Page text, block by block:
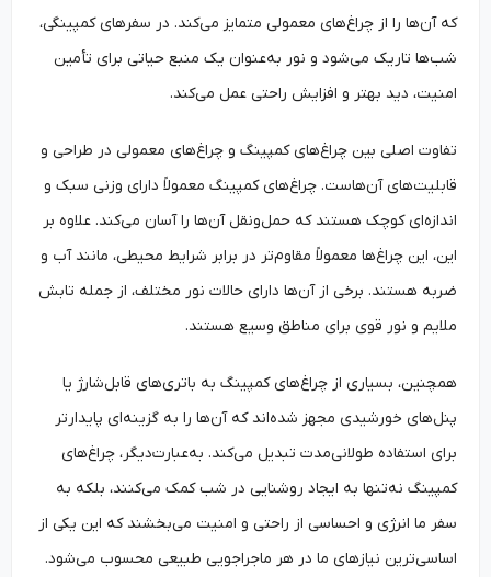
که آن‌ها را از چراغ‌های معمولی متمایز می‌کند. در سفرهای کمپینگی،
شب‌ها تاریک می‌شود و نور به‌عنوان یک منبع حیاتی برای تأمین
امنیت، دید بهتر و افزایش راحتی عمل می‌کند.
تفاوت اصلی بین چراغ‌های کمپینگ و چراغ‌های معمولی در طراحی و
قابلیت‌های آن‌هاست. چراغ‌های کمپینگ معمولاً دارای وزنی سبک و
اندازه‌ای کوچک هستند که حمل‌ونقل آن‌ها را آسان می‌کند. علاوه بر
این، این چراغ‌ها معمولاً مقاوم‌تر در برابر شرایط محیطی، مانند آب و
ضربه هستند. برخی از آن‌ها دارای حالات نور مختلف، از جمله تابش
ملایم و نور قوی برای مناطق وسیع هستند.
همچنین، بسیاری از چراغ‌های کمپینگ به باتری‌های قابل‌شارژ یا
پنل‌های خورشیدی مجهز شده‌اند که آن‌ها را به گزینه‌ای پایدارتر
برای استفاده طولانی‌مدت تبدیل می‌کند. به‌عبارت‌دیگر، چراغ‌های
کمپینگ نه‌تنها به ایجاد روشنایی در شب کمک می‌کنند، بلکه به
سفر ما انرژی و احساسی از راحتی و امنیت می‌بخشند که این یکی از
اساسی‌ترین نیازهای ما در هر ماجراجویی طبیعی محسوب می‌شود.